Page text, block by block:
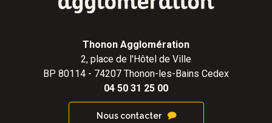
Thonon Agglomération
2, place de l'Hôtel de Ville
BP 80114 - 74207 Thonon-les-Bains Cedex
04 50 31 25 00
Nous contacter